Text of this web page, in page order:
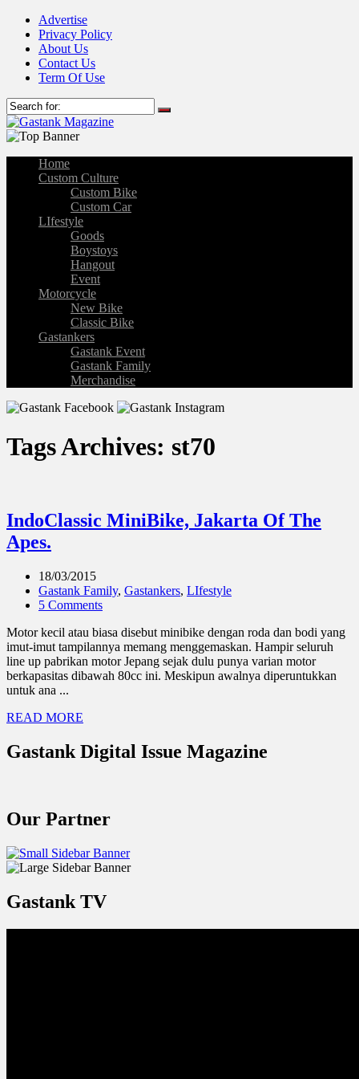
Advertise
Privacy Policy
About Us
Contact Us
Term Of Use
Home
Custom Culture
Custom Bike
Custom Car
LIfestyle
Goods
Boystoys
Hangout
Event
Motorcycle
New Bike
Classic Bike
Gastankers
Gastank Event
Gastank Family
Merchandise
Tags Archives: st70
IndoClassic MiniBike, Jakarta Of The
Apes.
18/03/2015
Gastank Family, Gastankers, LIfestyle
5 Comments
Motor kecil atau biasa disebut minibike dengan roda dan bodi yang
imut-imut tampilannya memang menggemaskan. Hampir seluruh
line up pabrikan motor Jepang sejak dulu punya varian motor
berkapasitas dibawah 80cc ini. Meskipun awalnya diperuntukkan
untuk ana ...
READ MORE
Gastank Digital Issue Magazine
Our Partner
Gastank TV